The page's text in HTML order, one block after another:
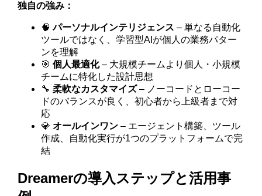
独自の強み：
🧠パーソナルインテリジェンス – 単なる自動化
ツールではなく、学習型AIが個人の業務パター
ンを理解
🎯個人最適化– 大規模チームより個人・小規模
チームに特化した設計思想
🔧柔軟なカスタマイズ– ノーコードとローコー
ドのバランスが良く、初心者から上級者まで対
応
💎オールインワン – エージェント構築、ツール
作成、自動化実行が1つのプラットフォームで完
結
Dreamerの導入ステップと活用事